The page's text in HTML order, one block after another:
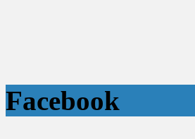
Facebook